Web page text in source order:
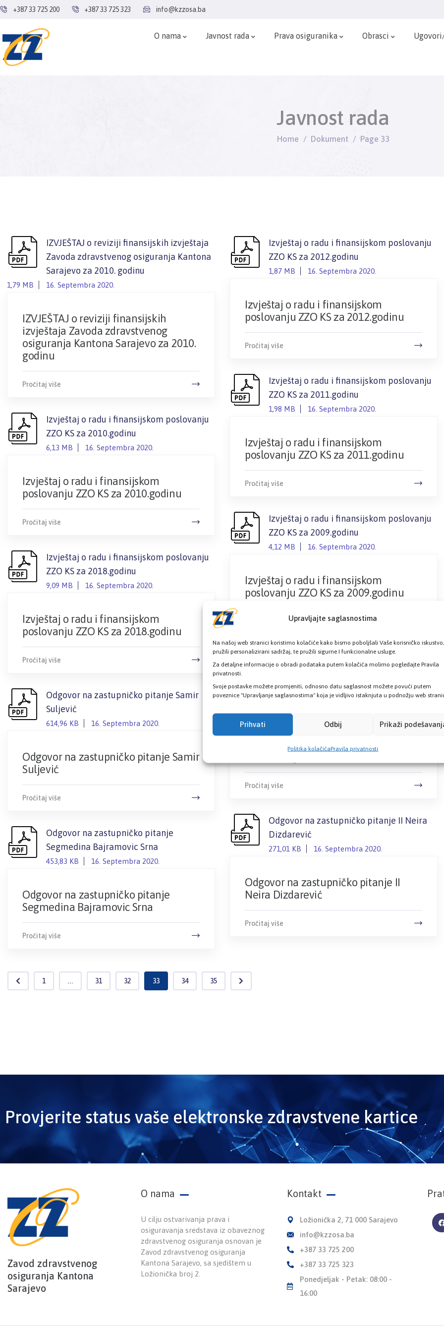
Upravljajte saglasnostima
Na našoj web stranici koristimo kolačiće kako bismo poboljšali Vaše korisničko iskustvo,
pružili personalizirani sadržaj, te pružili sigurne I funkcionalne usluge.
Za detaljne informacije o obradi podataka putem kolačića molimo pogledajte Pravila
privatnosti.
Svoje postavke možete promjeniti, odnosno datu saglasnost možete povući putem
poveznice "Upravljanje saglasnostima" koja je vidljivo istaknjuta u podnožju web
Prihvati Odbij Prikaži
Politika kolačićaPravila privatnosti
+387 33 725 200 +387 33 725 323 info@kzzosa.ba
O nama Javnost rada Prava osiguranika Obrasci
Javnost rada
Home Dokument Page 33
IZVJEŠTAJ o reviziji finansijskih izvještaja
Zavoda zdravstvenog osiguranja Kantona
Sarajevo za 2010. godinu
1,79 MB 16. Septembra 2020.
IZVJEŠTAJ o reviziji finansijskih
izvještaja Zavoda zdravstvenog
osiguranja Kantona Sarajevo za 2010.
godinu
Pročitaj više
Izvještaj o radu i finansijskom poslovanju
ZZO KS za 2012.godinu
1,87 MB 16. Septembra 2020.
Izvještaj o radu i finansijskom
poslovanju ZZO KS za 2012.godinu
Pročitaj više
Izvještaj o radu i finansijskom poslovanju
ZZO KS za 2011.godinu
1,98 MB 16. Septembra 2020.
Izvještaj o radu i finansijskom
poslovanju ZZO KS za 2011.godinu
Pročitaj više
Izvještaj o radu i finansijskom poslovanju
ZZO KS za 2010.godinu
6,13 MB 16. Septembra 2020.
Izvještaj o radu i finansijskom
poslovanju ZZO KS za 2010.godinu
Pročitaj više
Izvještaj o radu i finansijskom poslovanju
ZZO KS za 2009.godinu
4,12 MB 16. Septembra 2020.
Izvještaj o radu i finansijskom
poslovanju ZZO KS za 2009.godinu
Izvještaj o radu i finansijskom poslovanju
ZZO KS za 2018.godinu
9,09 MB 16. Septembra 2020.
Izvještaj o radu i finansijskom
poslovanju ZZO KS za 2018.godinu
Pročitaj više
Finansijski izvještaji za godinu koja je
završila na dan 31.12.2018. i izvještaj
nezavisnog revizora
2,47 MB 16. Septembra 2020.
Finansijski izvještaji za godinu koja je
završila na dan 31.12.2018. i izvještaj
Pročitaj više
Odgovor na zastupničko pitanje Samir
Suljević
614,96 KB 16. Septembra 2020.
Odgovor na zastupničko pitanje Samir
Suljević
Pročitaj više
Odgovor na zastupničko pitanje II Neira
Dizdarević
271,01 KB 16. Septembra 2020.
Odgovor na zastupničko pitanje II
Neira Dizdarević
Pročitaj više
Odgovor na zastupničko pitanje
Segmedina Bajramovic Srna
453,83 KB 16. Septembra 2020.
Odgovor na zastupničko pitanje
Segmedina Bajramovic Srna
Pročitaj više
1 ... 31 32 33 34 35
Provjerite status vaše elektronske zdravstvene kartice
Zavod zdravstvenog
osiguranja Kantona
Sarajevo
O nama
U cilju ostvarivanja prava i
osiguravanja sredstava iz obaveznog
zdravstvenog osiguranja osnovan je
Zavod zdravstvenog osiguranja
Kantona Sarajevo, sa sjedištem u
Ložionička broj 2.
Kontakt
Ložionička 2, 71 000 Sarajevo
info@kzzosa.ba
+387 33 725 200
+387 33 725 323
Ponedjeljak - Petak: 08:00 -
16:00